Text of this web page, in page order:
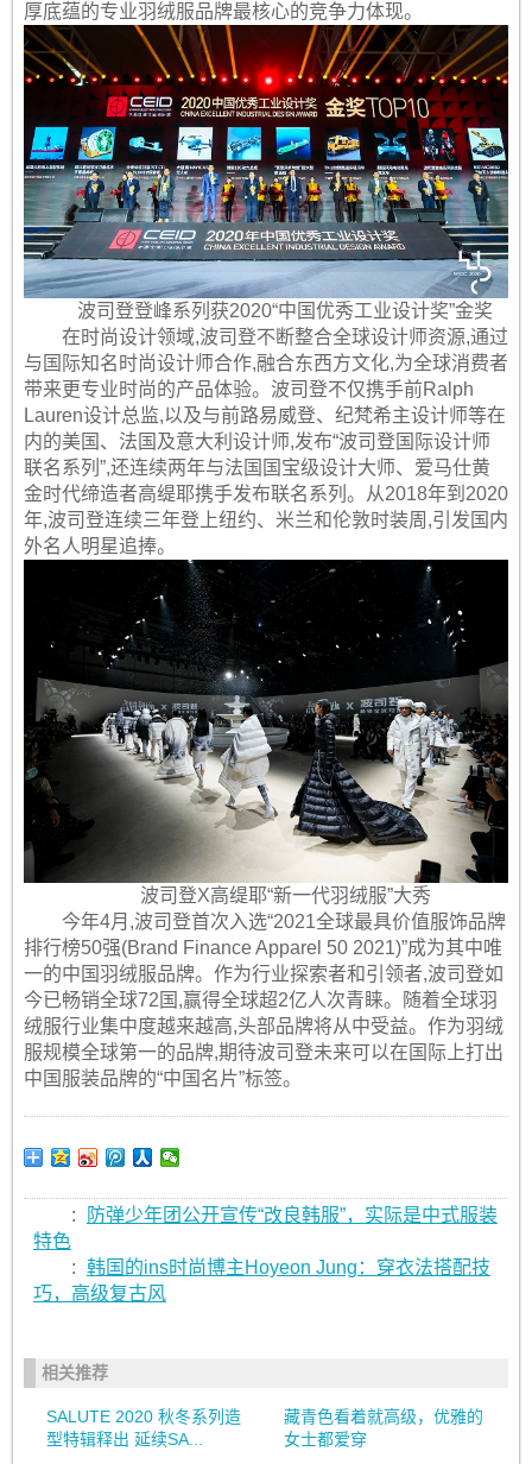
厚底蕴的专业羽绒服品牌最核心的竞争力体现。
波司登登峰系列获2020“中国优秀工业设计奖”金奖
在时尚设计领域,波司登不断整合全球设计师资源,通过
与国际知名时尚设计师合作,融合东西方文化,为全球消费者
带来更专业时尚的产品体验。波司登不仅携手前Ralph
Lauren设计总监,以及与前路易威登、纪梵希主设计师等在
内的美国、法国及意大利设计师,发布“波司登国际设计师
联名系列”,还连续两年与法国国宝级设计大师、爱马仕黄
金时代缔造者高缇耶携手发布联名系列。从2018年到2020
年,波司登连续三年登上纽约、米兰和伦敦时装周,引发国内
外名人明星追捧。
波司登X高缇耶“新一代羽绒服”大秀
今年4月,波司登首次入选“2021全球最具价值服饰品牌
排行榜50强(Brand Finance Apparel 50 2021)”成为其中唯
一的中国羽绒服品牌。作为行业探索者和引领者,波司登如
今已畅销全球72国,赢得全球超2亿人次青睐。随着全球羽
绒服行业集中度越来越高,头部品牌将从中受益。作为羽绒
服规模全球第一的品牌,期待波司登未来可以在国际上打出
中国服装品牌的“中国名片”标签。
:
防弹少年团公开宣传“改良韩服”，实际是中式服装
特色
: 韩国的ins时尚博主Hoyeon Jung：穿衣法搭配技
巧，高级复古风
相关推荐
SALUTE 2020 秋冬系列造
型特辑释出 延续SA...
藏青色看着就高级，优雅的
女士都爱穿